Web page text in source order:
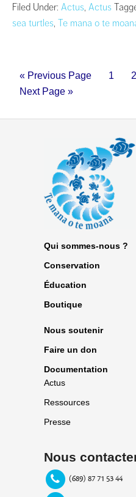
Filed Under: Actus, Actus
sea turtles, Te mana o te
« Previous Page 1 2
Next Page »
Qui sommes-nous ?
Conservation
Éducation
Boutique
Nous soutenir
Faire un don
Documentation
Actus
Ressources
Presse
Nous
(689) 87 71 53 44